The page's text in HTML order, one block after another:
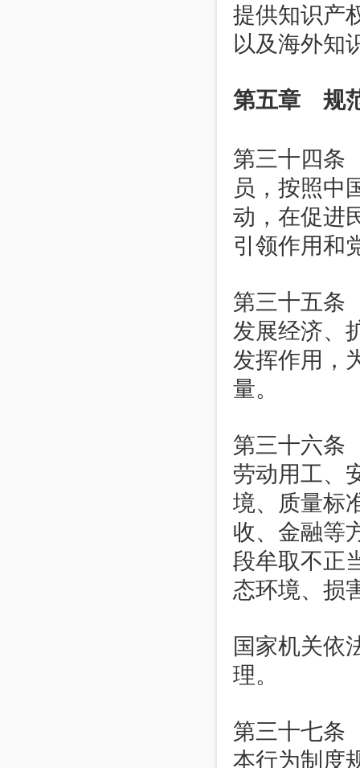
提供知识产
以及海外知
第五章 规
第三十四条
员，按照中
动，在促进
引领作用和
第三十五条
发展经济、
发挥作用，
量。
第三十六条
劳动用工、
境、质量标
收、金融等
段牟取不正
态环境、损
国家机关依
理。
第三十七条
本行为制度